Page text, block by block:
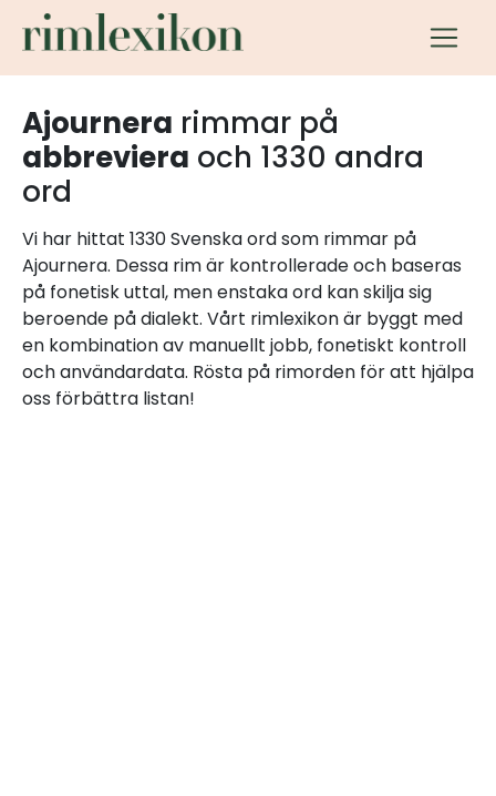
Ajournera rimmar på
abbreviera och 1330 andra
ord
Vi har hittat 1330 Svenska ord som rimmar på
Ajournera. Dessa rim är kontrollerade och baseras
på fonetisk uttal, men enstaka ord kan skilja sig
beroende på dialekt. Vårt rimlexikon är byggt med
en kombination av manuellt jobb, fonetiskt kontroll
och användardata. Rösta på rimorden för att hjälpa
oss förbättra listan!